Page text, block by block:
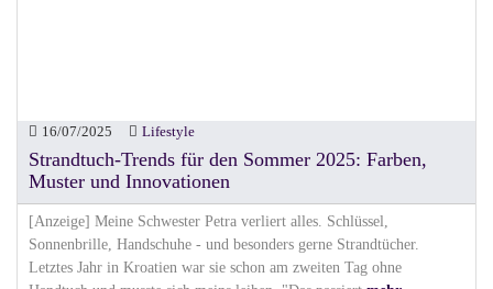
16/07/2025 Lifestyle
Strandtuch-Trends für den Sommer 2025: Farben,
Muster und Innovationen
[Anzeige] Meine Schwester Petra verliert alles. Schlüssel,
Sonnenbrille, Handschuhe - und besonders gerne Strandtücher.
Letztes Jahr in Kroatien war sie schon am zweiten Tag ohne